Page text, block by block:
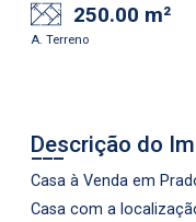
250.00 m²
A. Terreno
Descrição do
Casa à Venda em
Casa com a